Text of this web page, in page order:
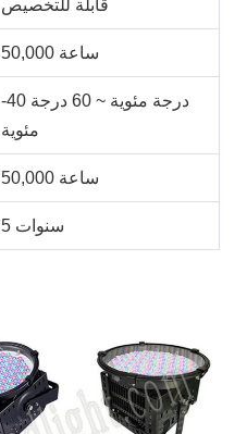
قابلة للتخصيص
50,000 ساعة
-40 درجة مئوية ~ 60 درجة
مئوية
50,000 ساعة
5 سنوات